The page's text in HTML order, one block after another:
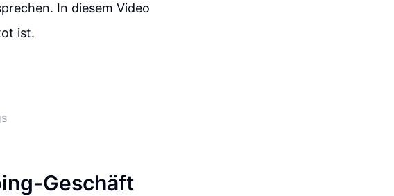
In diesem Video
ist.
Geschäft